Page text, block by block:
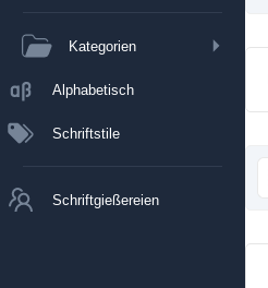
Kategorien
Alphabetisch
Schriftstile
Schriftgießereien